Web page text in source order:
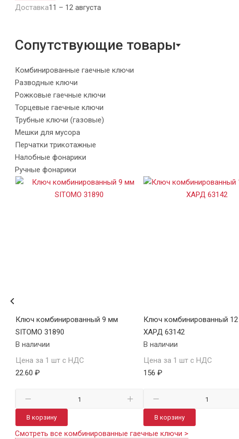
Доставка11 – 12 августа
Сопутствующие товары
Комбинированные гаечные ключи
Разводные ключи
Рожковые гаечные ключи
Торцевые гаечные ключи
Трубные ключи (газовые)
Мешки для мусора
Перчатки трикотажные
Налобные фонарики
Ручные фонарики
Ключ комбинированный 9 мм
SITOMO 31890
В наличии
Цена за 1 шт с НДС
22.60 ₽
В корзину
Ключ комбинированный
ХАРД 63142
В наличии
Цена за 1 шт с НДС
156 ₽
В корзину
Смотреть все комбинированные гаечные ключи >